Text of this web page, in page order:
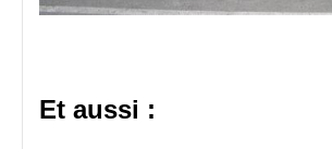
Et aussi :